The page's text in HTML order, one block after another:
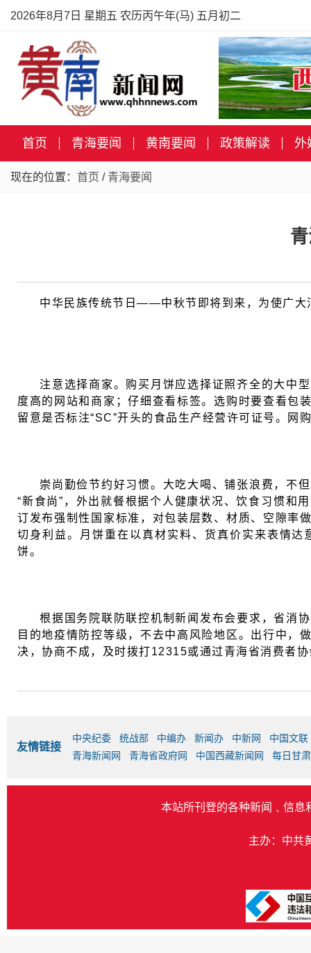
2026年8月7日 星期五 农历丙午年(马) 五月初二
首页 青海要闻 黄南要闻 政策解读 外
现在的位置： 首页 / 青海要闻
中华民族传统节日——中秋节即将到来，为使广大
注意选择商家。购买月饼应选择证照齐全的大中
度高的网站和商家；仔细查看标签。选购时要查看包
留意是否标注“SC”开头的食品生产经营许可证号。网
崇尚勤俭节约好习惯。大吃大喝、铺张浪费，不
“新食尚”，外出就餐根据个人健康状况、饮食习惯和
订发布强制性国家标准，对包装层数、材质、空隙率
切身利益。月饼重在以真材实料、货真价实来表情
饼。
根据国务院联防联控机制新闻发布会要求，省消
目的地疫情防控等级，不去中高风险地区。出行中，
决，协商不成，及时拨打12315或通过青海省消费者
友情链接
中央纪委 统战部 中编办 新闻办 中新网
中国文联
青海新闻网
青海省政府网 中国西藏新闻网 每日甘
本站所刊登的各种新闻﹑信息
主办：中共